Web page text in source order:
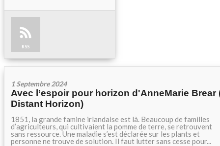
RSS
1 Septembre 2024
Avec l’espoir pour horizon d'AnneMarie Brear
Distant Horizon)
1851, la grande famine irlandaise est là. Beaucoup de familles
d’agriculteurs, qui cultivaient la pomme de terre, se retrouvent
sans ressource. Une maladie s’est déclarée sur les plants et
personne ne trouve de solution. Il faut lutter sans cesse pour...